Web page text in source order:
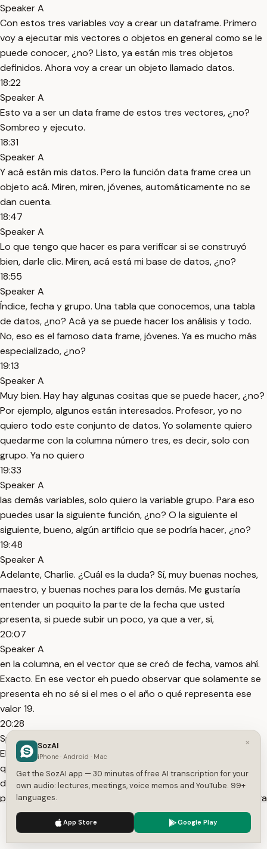
Speaker A
Con estos tres variables voy a crear un dataframe. Primero
voy a ejecutar mis vectores o objetos en general como se le
puede conocer, ¿no? Listo, ya están mis tres objetos
definidos. Ahora voy a crear un objeto llamado datos.
18:22
Speaker A
Esto va a ser un data frame de estos tres vectores, ¿no?
Sombreo y ejecuto.
18:31
Speaker A
Y acá están mis datos. Pero la función data frame crea un
objeto acá. Miren, miren, jóvenes, automáticamente no se
dan cuenta.
18:47
Speaker A
Lo que tengo que hacer es para verificar si se construyó
bien, darle clic. Miren, acá está mi base de datos, ¿no?
18:55
Speaker A
Índice, fecha y grupo. Una tabla que conocemos, una tabla
de datos, ¿no? Acá ya se puede hacer los análisis y todo.
No, eso es el famoso data frame, jóvenes. Ya es mucho más
especializado, ¿no?
19:13
Speaker A
Muy bien. Hay hay algunas cositas que se puede hacer, ¿no?
Por ejemplo, algunos están interesados. Profesor, yo no
quiero todo este conjunto de datos. Yo solamente quiero
quedarme con la columna número tres, es decir, solo con
grupo. Ya no quiero
19:33
Speaker A
las demás variables, solo quiero la variable grupo. Para eso
puedes usar la siguiente función, ¿no? O la siguiente el
siguiente, bueno, algún artificio que se podría hacer, ¿no?
19:48
Speaker A
Adelante, Charlie. ¿Cuál es la duda? Sí, muy buenas noches,
maestro, y buenas noches para los demás. Me gustaría
entender un poquito la parte de la fecha que usted
presenta, si puede subir un poco, ya que a ver, sí,
20:07
Speaker A
en la columna, en el vector que se creó de fecha, vamos ahí.
Exacto. En ese vector eh puedo observar que solamente se
presenta eh no sé si el mes o el año o qué representa ese
valor 19.
20:28
Speaker A
Eh, lo lo menciono porque dentro de mi argor laboral tengo
que generalmente trabajar con fechas, eh, ya saben, mes,
días y año. Y si en algún caso llegara así, entonces, ¿cómo
podemos eh manejar esa esa situación? Porque a veces llega
20:49
Speaker A
con fecha muy Sé que no vamos por ese por ese punto
We use cookies to enhance your experience.
×
SozAI
iPhone · Android · Mac
Get the SozAI app — 30 minutes of free AI transcription for your
own audio: lectures, meetings, voice memos and YouTube. 99+
languages.
App Store Google Play